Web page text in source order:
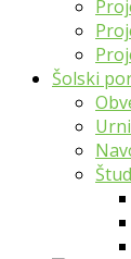
Šolski